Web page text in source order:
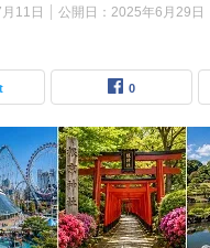
11日 公開日： 2025年6月29日
0